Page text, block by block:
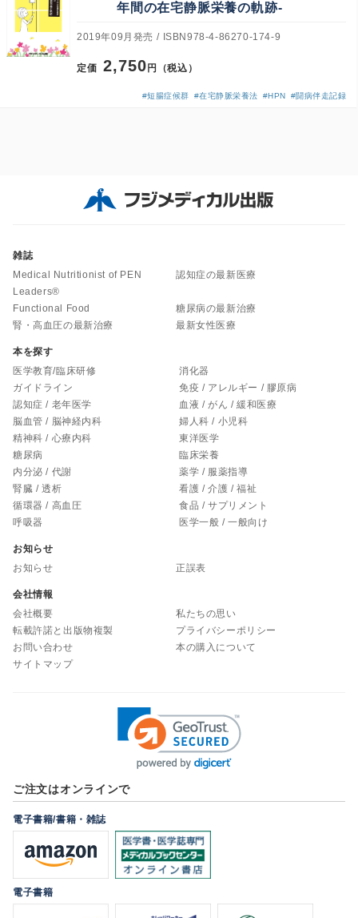
年間の在宅静脈栄養の軌跡-
2019年09月発売 ISBN978-4-86270-174-9
定価 2,750 円（税込）
#短腸症候群 #在宅静脈栄養法 #HPN #闘病伴走記録
雑誌
Medical Nutritionist of PEN
Leaders®
認知症の最新医療
Functional Food
糖尿病の最新治療
腎・高血圧の最新治療
最新女性医療
本を探す
医学教育/臨床研修
ガイドライン
認知症 / 老年医学
脳血管 / 脳神経内科
精神科 / 心療内科
糖尿病
内分泌 / 代謝
腎臓 / 透析
循環器 / 高血圧
呼吸器
消化器
免疫 / アレルギー / 膠原病
血液 / がん / 緩和医療
婦人科 / 小児科
東洋医学
臨床栄養
薬学 / 服薬指導
看護 / 介護 / 福祉
食品 / サプリメント
医学一般 / 一般向け
お知らせ
お知らせ
正誤表
会社情報
会社概要
私たちの思い
転載許諾と出版物複製
プライバシーポリシー
お問い合わせ
本の購入について
サイトマップ
ご注文はオンラインで
電子書籍/書籍・雑誌
電子書籍